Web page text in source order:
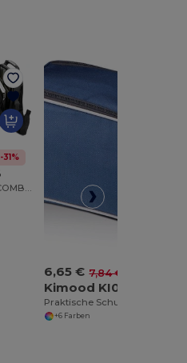
-31%
6,65 € 7,84 €
Kimood KI0501
+6 Farben